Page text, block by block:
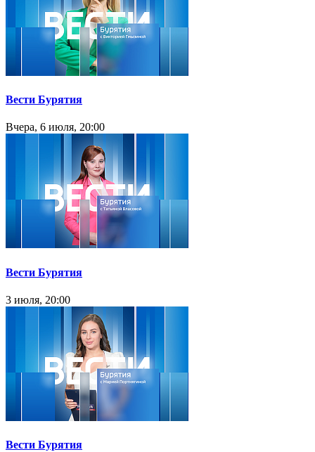
Вести Бурятия
Вчера, 6 июля, 20:00
Вести Бурятия
3 июля, 20:00
Вести Бурятия